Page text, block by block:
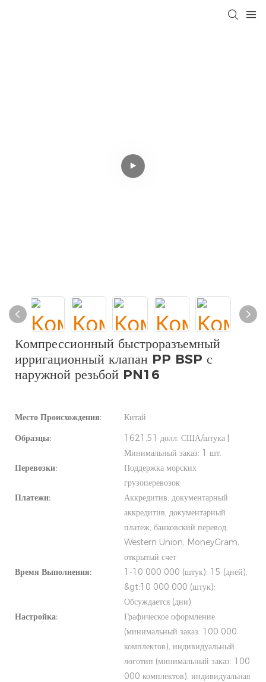
Компрессионный быстроразъемный
ирригационный клапан PP BSP с
наружной резьбой PN16
Место Происхождения:
Китай
Образцы:
1621,51 долл. США/штука |
Минимальный заказ: 1 шт.
Перевозки:
Поддержка морских
грузоперевозок
Платежи:
Аккредитив, документарный
аккредитив, документарный
платеж, банковский перевод,
Western Union, MoneyGram,
открытый счет
Время Выполнения:
1-10 000 000 (штук): 15 (дней),
&gt;10 000 000 (штук):
Обсуждается (дни)
Настройка:
Графическое оформление
(минимальный заказ: 100 000
комплектов), индивидуальный
логотип (минимальный заказ: 100
000 комплектов), индивидуальная